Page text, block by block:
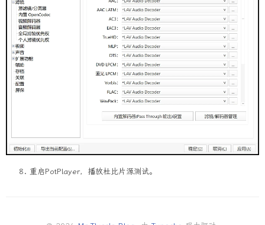
重启PotPlayer，播放杜比片源测试。